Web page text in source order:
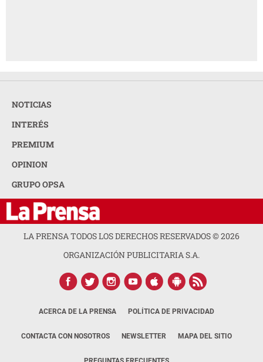
NOTICIAS
INTERÉS
PREMIUM
OPINION
GRUPO OPSA
LA PRENSA TODOS LOS DERECHOS RESERVADOS ©2026
ORGANIZACIÓN PUBLICITARIA S.A.
ACERCA DE LA PRENSA POLÍTICA DE PRIVACIDAD
CONTACTA CON NOSOTROS NEWSLETTER MAPA DEL SITIO